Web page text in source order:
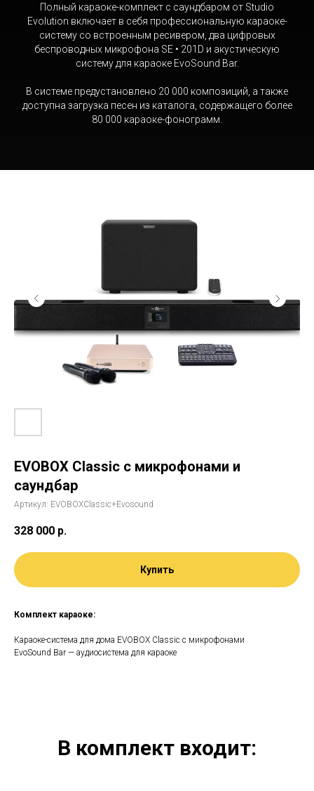
Полный караоке-комплект с саундбаром от Studio
Evolution включает в себя профессиональную караоке-
систему со встроенным ресивером, два цифровых
беспроводных микрофона SE • 201D и акустическую
систему для караоке EvoSound Bar.
В системе предустановлено 20 000 композиций, а также
доступна загрузка песен из каталога, содержащего более
80 000 караоке-фонограмм.
EVOBOX Classic c микрофонами и
саундбар
Артикул: EVOBOXClassic+Evosound
328 000 р.
Купить
Комплект караоке:
Караоке-система для дома EVOBOX Classic с микрофонами
EvoSound Bar — аудиосистема для караоке
В комплект входит: